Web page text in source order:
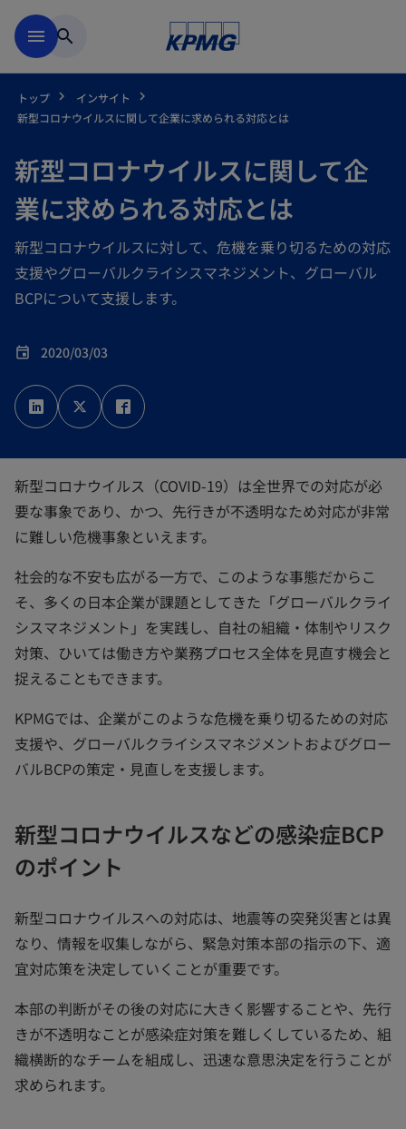
menu search
トップ
インサイト
新型コロナウイルスに関して企業に求められる対応とは
新型コロナウイルスに関して企
業に求められる対応とは
新型コロナウイルスに対して、危機を乗り切るための対応
支援やグローバルクライシスマネジメント、グローバル
BCPについて支援します。
event 2020/03/03
新
し
い
タ
新
し
い
タ
し
い
新型コロナウイルス（COVID-19）は全世界での対応が必
要な事象であり、かつ、先行きが不透明なため対応が非常
に難しい危機事象といえます。
社会的な不安も広がる一方で、このような事態だからこ
そ、多くの日本企業が課題としてきた「グローバルクライ
シスマネジメント」を実践し、自社の組織・体制やリスク
対策、ひいては働き方や業務プロセス全体を見直す機会と
捉えることもできます。
KPMGでは、企業がこのような危機を乗り切るための対応
支援や、グローバルクライシスマネジメントおよびグロー
バルBCPの策定・見直しを支援します。
新型コロナウイルスなどの感染症BCP
のポイント
新型コロナウイルスへの対応は、地震等の突発災害とは異
なり、情報を収集しながら、緊急対策本部の指示の下、適
宜対応策を決定していくことが重要です。
本部の判断がその後の対応に大きく影響することや、先行
きが不透明なことが感染症対策を難しくしているため、組
織横断的なチームを組成し、迅速な意思決定を行うことが
求められます。